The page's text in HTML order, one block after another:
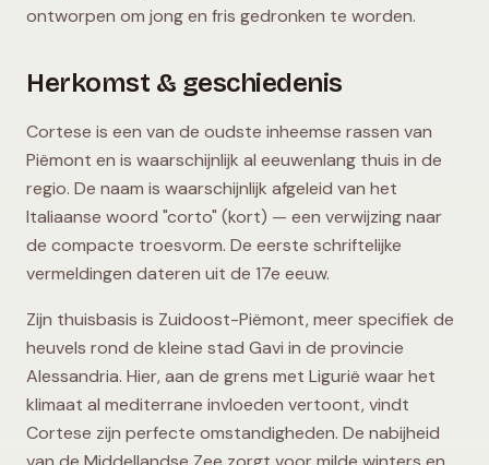
ontworpen om jong en fris gedronken te worden.
Herkomst & geschiedenis
Cortese is een van de oudste inheemse rassen van
Piëmont en is waarschijnlijk al eeuwenlang thuis in de
regio. De naam is waarschijnlijk afgeleid van het
Italiaanse woord "corto" (kort) — een verwijzing naar
de compacte troesvorm. De eerste schriftelijke
vermeldingen dateren uit de 17e eeuw.
Zijn thuisbasis is Zuidoost-Piëmont, meer specifiek de
heuvels rond de kleine stad Gavi in de provincie
Alessandria. Hier, aan de grens met Ligurië waar het
klimaat al mediterrane invloeden vertoont, vindt
Cortese zijn perfecte omstandigheden. De nabijheid